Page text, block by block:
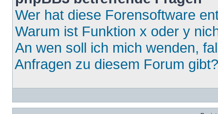
Wer hat diese Forensoftware
Warum ist Funktion x oder y
An wen soll ich mich wenden,
Anfragen zu diesem Forum gibt?